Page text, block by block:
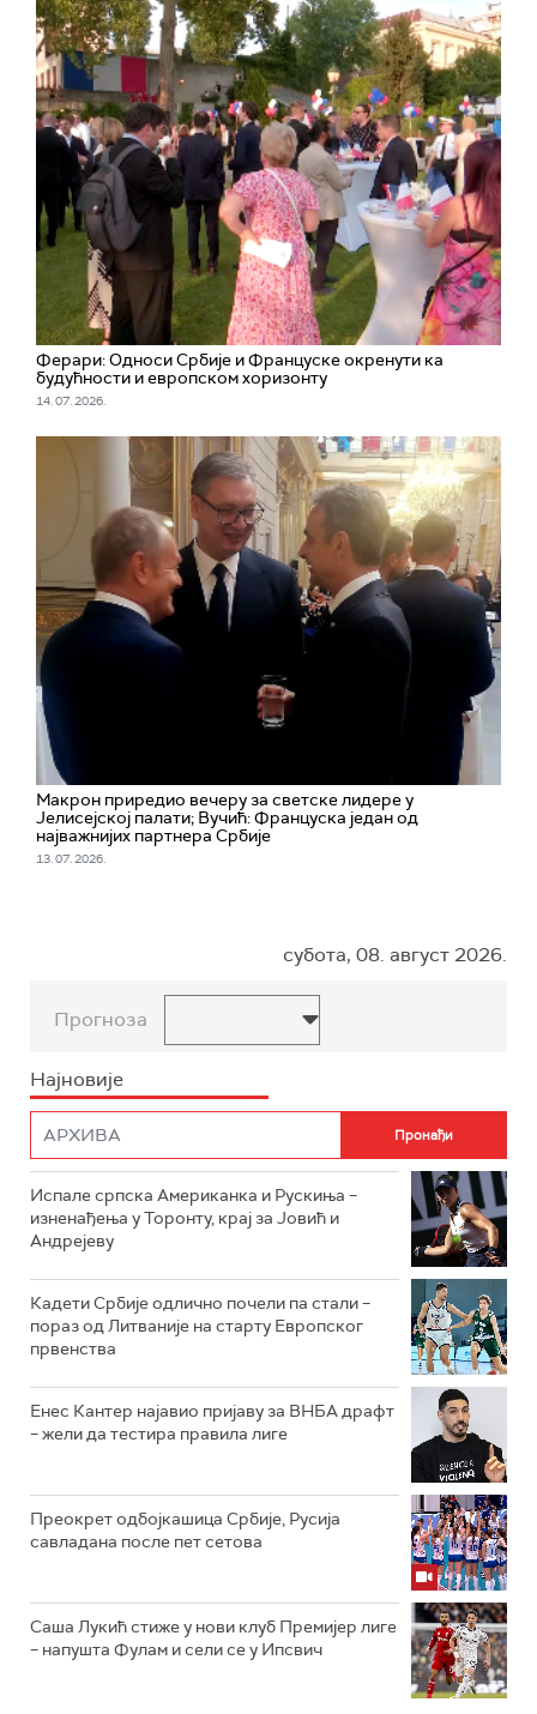
Ферари: Односи Србије и Француске окренути ка
будућности и европском хоризонту
14. 07. 2026.
Макрон приредио вечеру за светске лидере у
Јелисејској палати; Вучић: Француска један од
најважнијих партнера Србије
13. 07. 2026.
субота, 08. август 2026.
Прогноза
Најновије
Испале српска Американка и Рускиња –
изненађења у Торонту, крај за Јовић и
Андрејеву
Кадети Србије одлично почели па стали –
пораз од Литваније на старту Европског
првенства
Енес Кантер најавио пријаву за ВНБА драфт
– жели да тестира правила лиге
Преокрет одбојкашица Србије, Русија
савладана после пет сетова
Саша Лукић стиже у нови клуб Премијер лиге
– напушта Фулам и сели се у Ипсвич